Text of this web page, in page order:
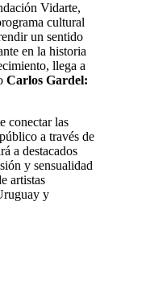
Vidarte,
cultural
un sentido
en la historia
llega a
Carlos Gardel:
conectar las
a través de
a destacados
y sensualidad
artistas
y